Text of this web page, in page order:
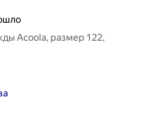
Acoola, размер 122,